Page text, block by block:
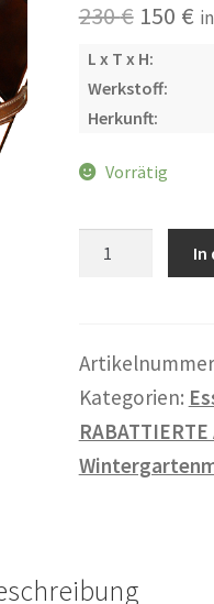
230€
Preis
war:
230 €
150 €
L x T x H:
Werkstoff:
Herkunft:
Vorrätig
Menge
In
Kategorien: